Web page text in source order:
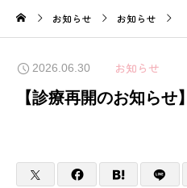
お知らせ お知らせ
2026.06.30 お知らせ
【診療再開のお知らせ】